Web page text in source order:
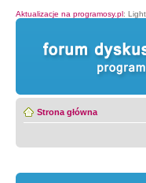
Aktualizacje na programosy.pl:
Strona główna